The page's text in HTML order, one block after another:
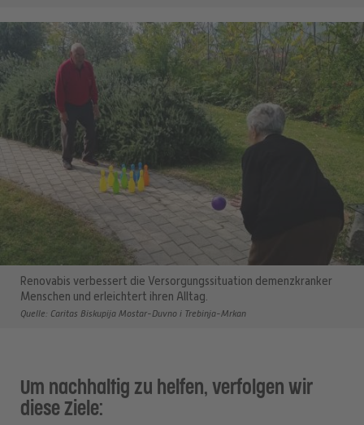
Renovabis verbessert die Versorgungssituation demenzkranker
Menschen und erleichtert ihren Alltag.
Quelle: Caritas Biskupija Mostar-Duvno i Trebinja-Mrkan
Um nachhaltig zu helfen, verfolgen wir
diese Ziele: